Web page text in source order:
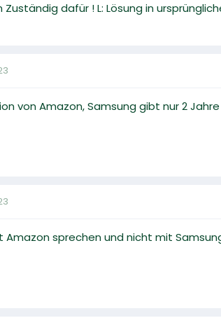
Zuständig dafür ! L: Lösung in
von Amazon, Samsung gibt nur 2
Amazon sprechen und nicht mit